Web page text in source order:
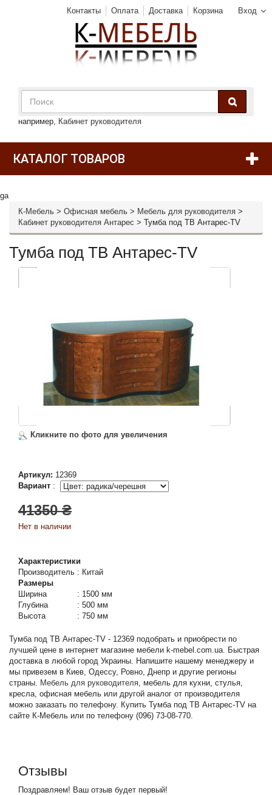
Вход
Контакты Оплата Доставка Корзина
например, Кабинет руководителя
КАТАЛОГ ТОВАРОВ
ga
К-Мебель > Офисная мебель > Мебель для руководителя >
Кабинет руководителя Антарес > Тумба под ТВ Антарес-TV
Тумба под ТВ Антарес-TV
Кликните по фото для увеличения
Артикул: 12369
Вариант :
41350 ₴
Нет в наличии
Характеристики
Производитель : Китай
Размеры
Ширина
: 1500 мм
Глубина
: 500 мм
Высота
: 750 мм
Тумба под ТВ Антарес-TV - 12369 подобрать и приобрести по
лучшей цене в интернет магазине мебели k-mebel.com.ua. Быстрая
доставка в любой город Украины. Напишите нашему менеджеру и
мы привезем в Киев, Одессу, Ровно, Днепр и другие регионы
страны. Мебель для руководителя, мебель для кухни, стулья,
кресла, офисная мебель или другой аналог от производителя
можно заказать по телефону. Купить Тумба под ТВ Антарес-TV на
сайте К-Мебель или по телефону (096) 73-08-770.
Отзывы
Поздравляем! Ваш отзыв будет первый!